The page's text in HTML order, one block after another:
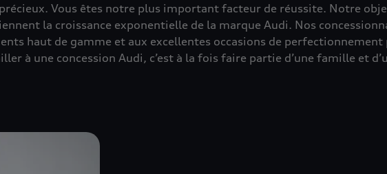
Vous êtes notre plus important facteur de réussite. Notre
la croissance exponentielle de la marque Audi. Nos
haut de gamme et aux excellentes occasions de
à une concession Audi, c’est à la fois faire partie d’une famille et